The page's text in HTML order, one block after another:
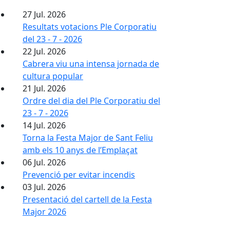
Resultats votacions Ple Corporatiu
del 23 - 7 - 2026
27 Jul. 2026
Cabrera viu una intensa jornada de
cultura popular
22 Jul. 2026
Ordre del dia del Ple Corporatiu del
23 - 7 - 2026
21 Jul. 2026
Torna la Festa Major de Sant Feliu
amb els 10 anys de l’Emplaçat
14 Jul. 2026
Prevenció per evitar incendis
06 Jul. 2026
Presentació del cartell de la Festa
Major 2026
03 Jul. 2026